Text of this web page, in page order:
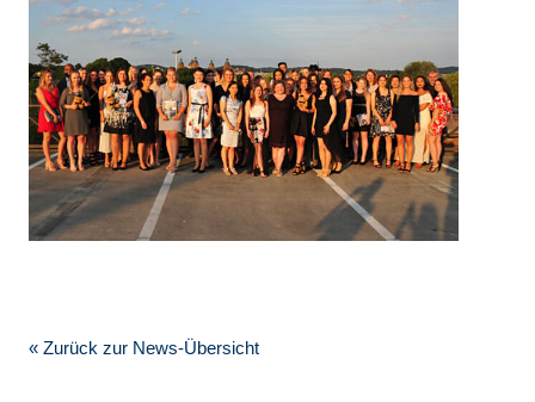
« Zurück zur News-Übersicht